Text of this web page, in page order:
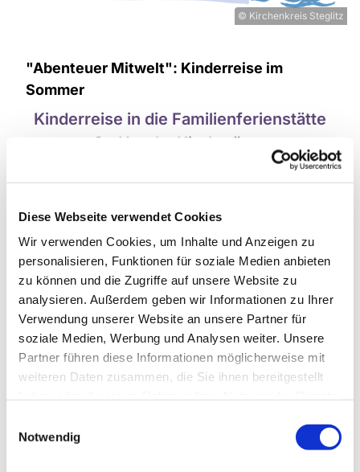
Diese Webseite verwendet Cookies
Wir verwenden Cookies, um Inhalte und Anzeigen zu
personalisieren, Funktionen für soziale Medien anbieten
zu können und die Zugriffe auf unsere Website zu
analysieren. Außerdem geben wir Informationen zu Ihrer
Verwendung unserer Website an unsere Partner für
soziale Medien, Werbung und Analysen weiter. Unsere
Partner führen diese Informationen möglicherweise mit
weiteren Daten zusammen, die Sie ihnen bereitgestellt
Notwendig
© Kirchenkreis Steglitz
"Abenteuer Mitwelt": Kinderreise im
Sommer
Kinderreise in die Familienferienstätte
St. Ursula, Kirchmöser
für Kinder von 8 bis 11 Jahren
2026
Wir werden viel draußen sein, machen aus Altem
Neues, singen und spielen, gehen ins
Schwimmbad und überlegen, wie wir gut mit der
Natur zusammenleben können.
Alle wichtigenInformationen für Euch und Eure
Elternkönnt ihr hier finden.